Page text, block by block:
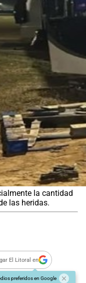
la cantidad
las heridas.
El Litoral en
preferidos en Google